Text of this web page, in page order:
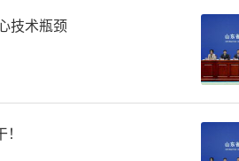
技术瓶颈